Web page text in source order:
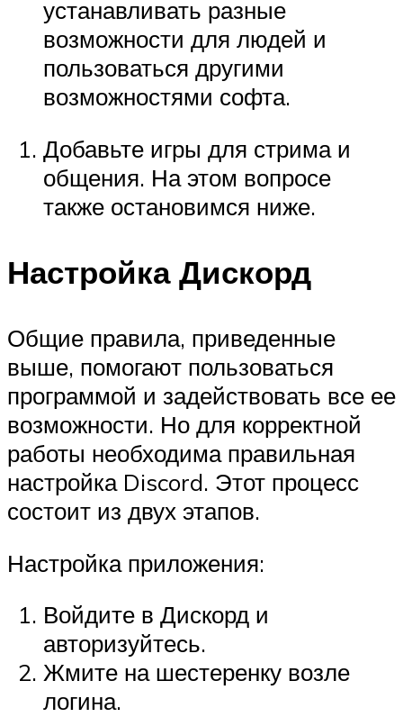
устанавливать разные
возможности для людей и
пользоваться другими
возможностями софта.
Добавьте игры для стрима и
общения. На этом вопросе
также остановимся ниже.
Настройка Дискорд
Общие правила, приведенные
выше, помогают пользоваться
программой и задействовать все ее
возможности. Но для корректной
работы необходима правильная
настройка Discord. Этот процесс
состоит из двух этапов.
Настройка приложения:
Войдите в Дискорд и
авторизуйтесь.
Жмите на шестеренку возле
логина.